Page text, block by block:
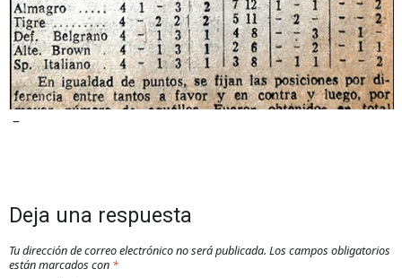
–
Deja una respuesta
Tu dirección de correo electrónico no será publicada. Los campos obligatorios
están marcados con *